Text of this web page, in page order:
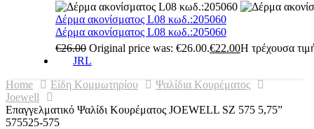
Δέρμα ακονίσματος L08 κωδ.:205060
Δέρμα ακονίσματος L08 κωδ.:205060
€26.00 Original price was: €26.00.€22.00Η τρέχουσα
JRL
Home
Είδη Κομμωτηρίου
Ψαλίδια Κουρέματος
Joewell
Επαγγελματικό Ψαλίδι Κουρέματος JOEWELL SZ 575 5,75”
575525-575